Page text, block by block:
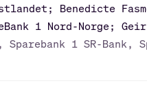
Benedicte
1 Nord-Norge;
1 SR-Bank,